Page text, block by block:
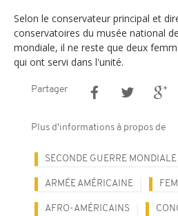
Selon le conservateur principal et
conservatoires du musée national
mondiale, il ne reste que deux
qui ont servi dans l'unité.
Partager
Plus d'informations à propos de
SECONDE GUERRE MONDIALE
ARMÉE AMÉRICAINE
AFRO-AMÉRICAINS